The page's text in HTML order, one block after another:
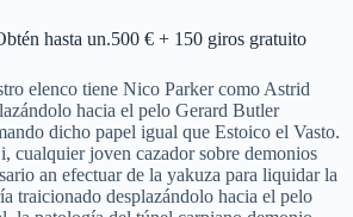
hasta un.500 € + 150 giros gratuito
elenco tiene Nico Parker como Astrid
hacia el pelo Gerard Butler
dicho papel igual que Estoico el Vasto.
cualquier joven cazador sobre demonios
an efectuar de la yakuza para liquidar la
traicionado desplazándolo hacia el pelo